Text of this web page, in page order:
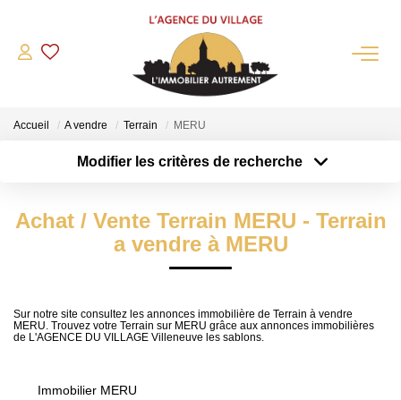
QUI SOMMES-NOUS?
L'agence
Notre Équipe
Nos Partenaires
NOS ACTUALITÉS
ACHETER
Accueil A vendre Terrain MERU
Modifier les critères de recherche
Type de bien
Surface min
Créer une alerte
Achat / Vente Terrain MERU - Terrain
a vendre à MERU
Sur notre site consultez les annonces immobilière de Terrain à vendre
MERU. Trouvez votre Terrain sur MERU grâce aux annonces immobilières
de L'AGENCE DU VILLAGE Villeneuve les sablons.
Immobilier MERU